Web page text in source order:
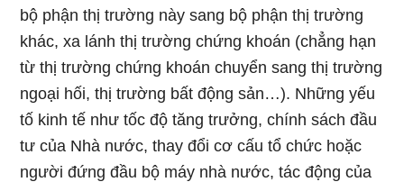
bộ phận thị trường này sang bộ phận thị trường
khác, xa lánh thị trường chứng khoán (chẳng hạn
từ thị trường chứng khoán chuyển sang thị trường
ngoại hối, thị trường bất động sản…). Những yếu
tố kinh tế như tốc độ tăng trưởng, chính sách đầu
tư của Nhà nước, thay đổi cơ cấu tổ chức hoặc
người đứng đầu bộ máy nhà nước, tác động của